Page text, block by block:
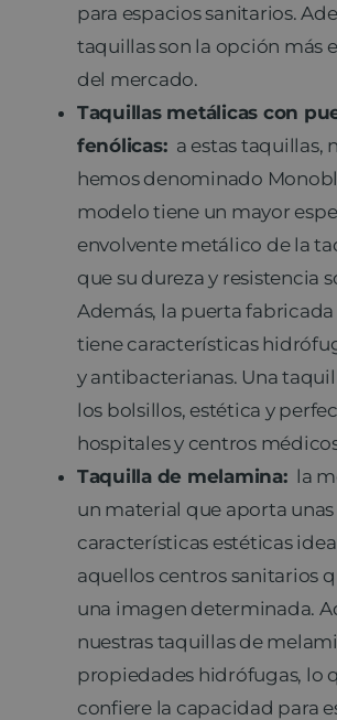
para espacios sanitarios.
taquillas son la opción más
del mercado.
Taquillas metálicas con
fenólicas: a estas taquillas,
hemos denominado
modelo tiene un mayor
envolvente metálico de la
que su dureza y resistencia
Además, la puerta
tiene características
y antibacterianas. Una
los bolsillos, estética y
hospitales y centros
Taquilla de melamina: la
un material que aporta unas
características estéticas
aquellos centros sanitarios
una imagen determinada.
nuestras taquillas de
propiedades hidrófugas, lo
confiere la capacidad para